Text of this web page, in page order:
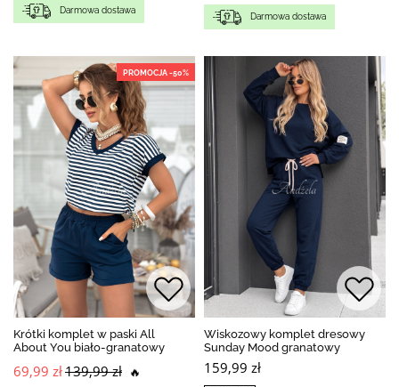
Darmowa dostawa
Darmowa dostawa
PROMOCJA -50%
Krótki komplet w paski All
About You biało-granatowy
69,99 zł139,99 zł 🔥
Wiskozowy komplet dresowy
Sunday Mood granatowy
159,99 zł